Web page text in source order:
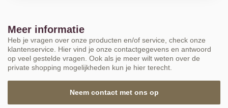
Meer informatie
Heb je vragen over onze producten en/of service, check onze
klantenservice. Hier vind je onze contactgegevens en antwoord
op veel gestelde vragen. Ook als je meer wilt weten over de
private shopping mogelijkheden kun je hier terecht.
Neem contact met ons op